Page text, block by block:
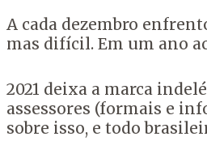
A cada dezembro
mas difícil. Em um ano
2021 deixa a marca
assessores (formais e
sobre isso, e todo